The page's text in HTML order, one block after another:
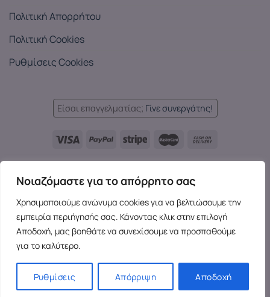
Νοιαζόμαστε για το απόρρητο σας
Χρησιμοποιούμε ανώνυμα cookies για να βελτιώσουμε την
εμπειρία περιήγησής σας. Κάνοντας κλικ στην επιλογή
Αποδοχή, μας βοηθάτε να συνεχίσουμε να προσπαθούμε
για το καλύτερο.
Ρυθμίσεις Απόρριψη Αποδοχή
Πολιτική Απορρήτου
Πολιτική Cookies
Ρυθμίσεις Cookies
Είσαι επαγγελματίας; Γίνε συνεργάτης!
Languages:
EL
EN EL
Copyright 2026 © SensesX- Adult toys and merchandise | All
rights reserved.